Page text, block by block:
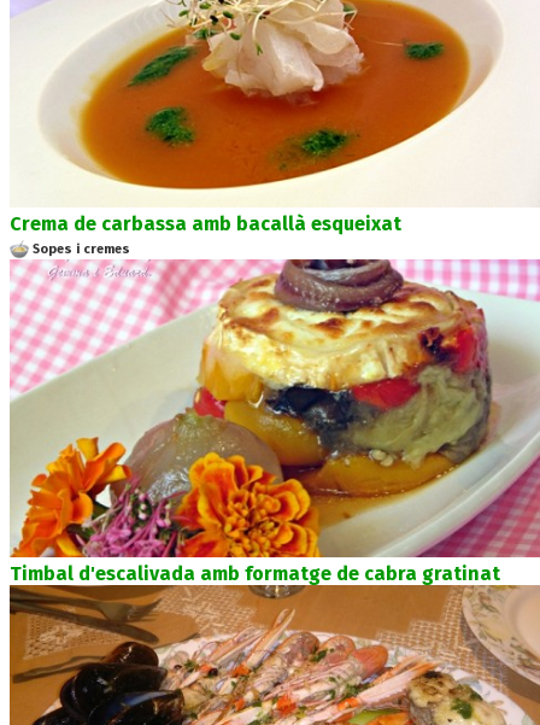
Crema de carbassa amb bacallà esqueixat
Sopes i cremes
Timbal d'escalivada amb formatge de cabra gratinat